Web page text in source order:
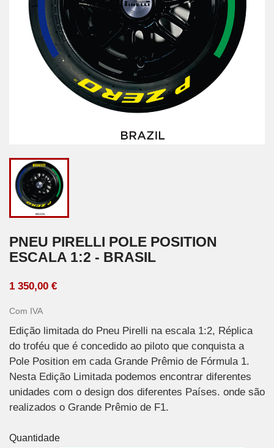
PNEU PIRELLI POLE POSITION
ESCALA 1:2 - BRASIL
1 350,00 €
Com IVA
Edição limitada do Pneu Pirelli na escala 1:2, Réplica
do troféu que é concedido ao piloto que conquista a
Pole Position em cada Grande Prêmio de Fórmula 1.
Nesta Edição Limitada podemos encontrar diferentes
unidades com o design dos diferentes Países. onde são
realizados o Grande Prêmio de F1.
Quantidade